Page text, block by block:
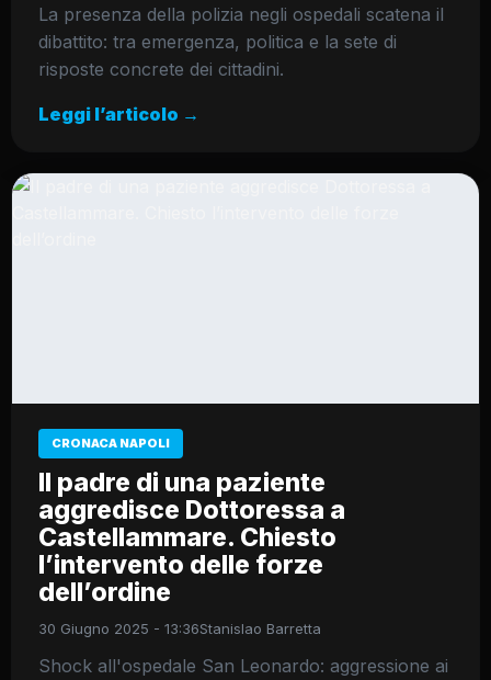
La presenza della polizia negli ospedali scatena il
dibattito: tra emergenza, politica e la sete di
risposte concrete dei cittadini.
Leggi l’articolo →
CRONACA NAPOLI
Il padre di una paziente
aggredisce Dottoressa a
Castellammare. Chiesto
l’intervento delle forze
dell’ordine
30 Giugno 2025 - 13:36Stanislao Barretta
Shock all'ospedale San Leonardo: aggressione ai